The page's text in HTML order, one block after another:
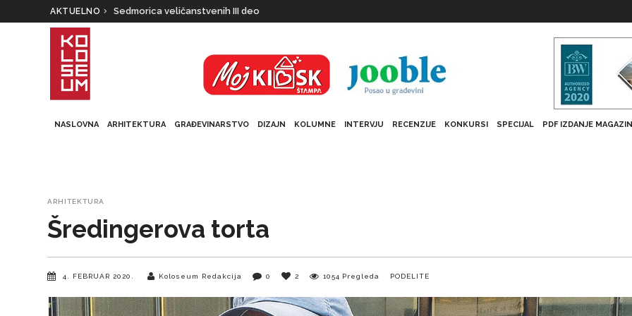
AKTUELNO Sedmorica veličanstvenih III deo
Plemeniti fragmenti – Mozaik (III deo)
NASLOVNA ARHITEKTURA GRAĐEVINARSTVO DIZAJN KOLUMNE INTERVJU RECENZIJE KONKURSI SPECIJAL PDF IZDANJE
ARHITEKTURA
Šredingerova torta
4. FEBRUAR 2020. Koloseum Redakcija 0 2 1054 Pregleda PODELITE